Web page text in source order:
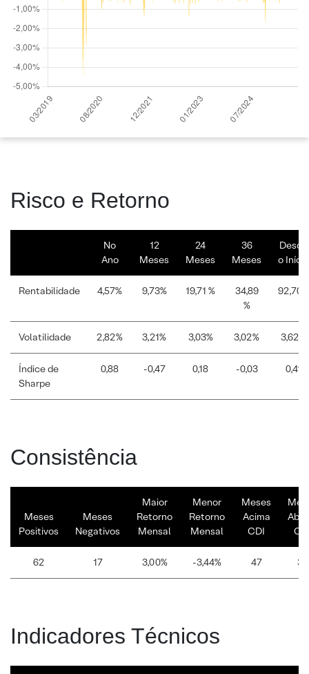
Risco e Retorno
No
Ano
12
Meses
24
Meses
36
Meses
Desde
o Início
Rentabilidade 4,57% 9,73% 19,71 %
34,89
%
92,70%
Volatilidade 2,82% 3,21% 3,03% 3,02% 3,62%
Índice de
Sharpe
0,88 -0,47 0,18 -0,03 0,41
Consistência
Meses
Positivos
Meses
Negativos
Maior
Retorno
Mensal
Menor
Retorno
Mensal
Meses
Acima
CDI
62 17 3,00% -3,44% 47 32
Indicadores Técnicos